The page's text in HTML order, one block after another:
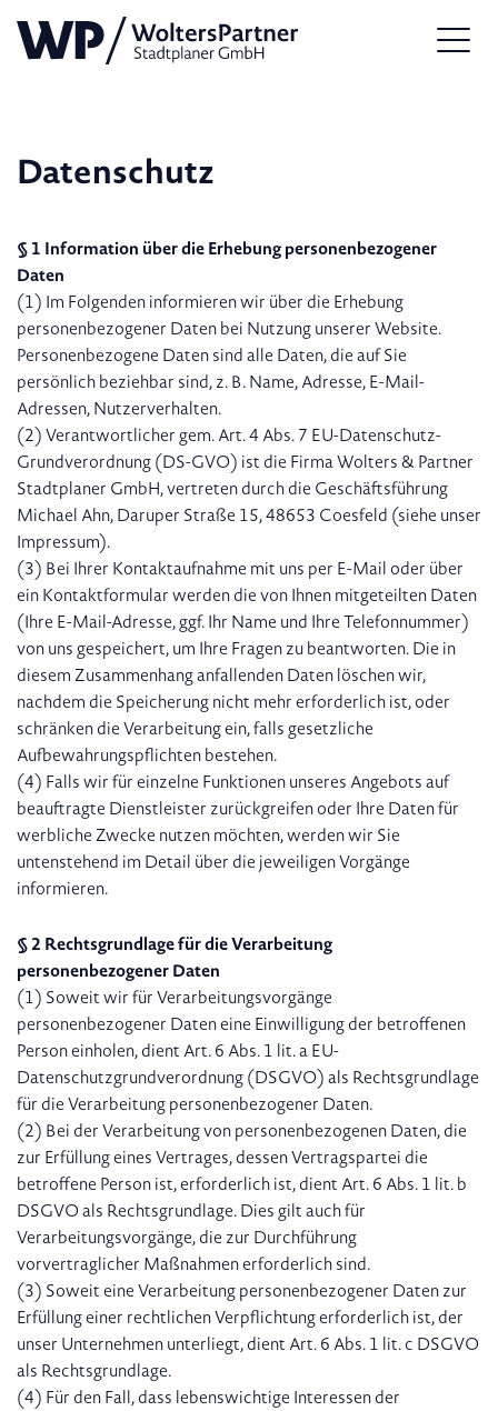
Datenschutz
§ 1 Information über die Erhebung personenbezogener
Daten
(1) Im Folgenden informieren wir über die Erhebung
personenbezogener Daten bei Nutzung unserer Website.
Personenbezogene Daten sind alle Daten, die auf Sie
persönlich beziehbar sind, z. B. Name, Adresse, E-Mail-
Adressen, Nutzerverhalten.
(2) Verantwortlicher gem. Art. 4 Abs. 7 EU-Datenschutz-
Grundverordnung (DS-GVO) ist die Firma Wolters & Partner
Stadtplaner GmbH, vertreten durch die Geschäftsführung
Michael Ahn, Daruper Straße 15, 48653 Coesfeld (siehe unser
Impressum).
(3) Bei Ihrer Kontaktaufnahme mit uns per E-Mail oder über
ein Kontaktformular werden die von Ihnen mitgeteilten Daten
(Ihre E-Mail-Adresse, ggf. Ihr Name und Ihre Telefonnummer)
von uns gespeichert, um Ihre Fragen zu beantworten. Die in
diesem Zusammenhang anfallenden Daten löschen wir,
nachdem die Speicherung nicht mehr erforderlich ist, oder
schränken die Verarbeitung ein, falls gesetzliche
Aufbewahrungspflichten bestehen.
(4) Falls wir für einzelne Funktionen unseres Angebots auf
beauftragte Dienstleister zurückgreifen oder Ihre Daten für
werbliche Zwecke nutzen möchten, werden wir Sie
untenstehend im Detail über die jeweiligen Vorgänge
informieren.
§ 2 Rechtsgrundlage für die Verarbeitung
personenbezogener Daten
(1) Soweit wir für Verarbeitungsvorgänge
personenbezogener Daten eine Einwilligung der betroffenen
Person einholen, dient Art. 6 Abs. 1 lit. a EU-
Datenschutzgrundverordnung (DSGVO) als Rechtsgrundlage
für die Verarbeitung personenbezogener Daten.
(2) Bei der Verarbeitung von personenbezogenen Daten, die
zur Erfüllung eines Vertrages, dessen Vertragspartei die
betroffene Person ist, erforderlich ist, dient Art. 6 Abs. 1 lit. b
DSGVO als Rechtsgrundlage. Dies gilt auch für
Verarbeitungsvorgänge, die zur Durchführung
vorvertraglicher Maßnahmen erforderlich sind.
(3) Soweit eine Verarbeitung personenbezogener Daten zur
Erfüllung einer rechtlichen Verpflichtung erforderlich ist, der
unser Unternehmen unterliegt, dient Art. 6 Abs. 1 lit. c DSGVO
als Rechtsgrundlage.
(4) Für den Fall, dass lebenswichtige Interessen der